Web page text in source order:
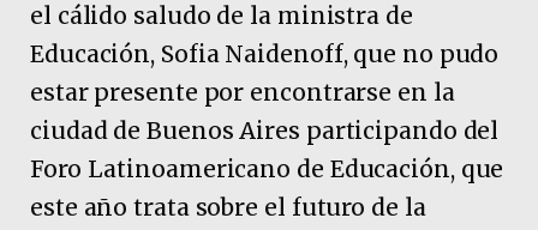
el cálido saludo de la ministra de
Educación, Sofia Naidenoff, que no pudo
estar presente por encontrarse en la
ciudad de Buenos Aires participando del
Foro Latinoamericano de Educación, que
este año trata sobre el futuro de la